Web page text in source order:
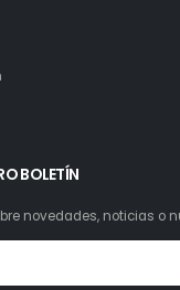
BOLETÍN
novedades, noticias o